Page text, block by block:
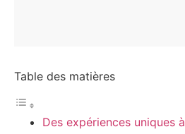
Table des matières
Des expériences uniques à